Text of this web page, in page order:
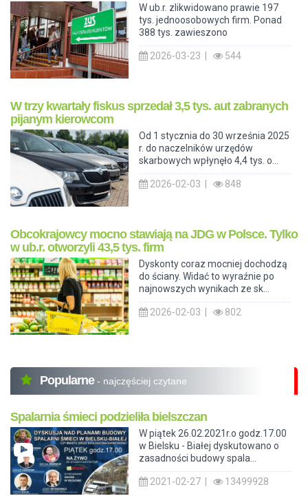
W ub.r. zlikwidowano prawie 197
tys. jednoosobowych firm. Ponad
388 tys. zawieszono
2026-03-23 | 544
W trzy kwartały fiskus sprzedał 3,5 tys. aut zabranych
pijanym kierowcom
Od 1 stycznia do 30 września 2025
r. do naczelników urzędów
skarbowych wpłynęło 4,4 tys. o...
2026-02-03 | 848
Obcokrajowcy mocno stawiają na JDG w Polsce. Tylko
w ub.r. otworzyli 43,5 tys. firm
Dyskonty coraz mocniej dochodzą
do ściany. Widać to wyraźnie po
najnowszych wynikach ze sk...
2026-02-03 | 802
Popularne - najczęściej czytane
Spalarnia śmieci podzieliła bielszczan
W piątek 26.02.2021r.o godz.17.00
w Bielsku - Białej dyskutowano o
zasadności budowy spala...
2021-02-27 | 13499928